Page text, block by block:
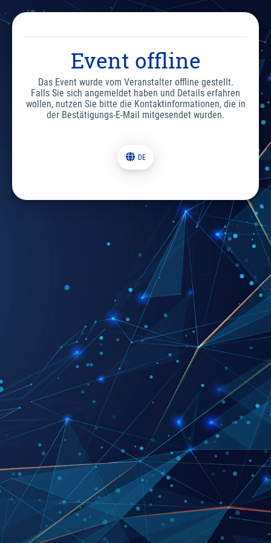
Event offline
Das Event wurde vom Veranstalter offline gestellt.
Falls Sie sich angemeldet haben und Details erfahren
wollen, nutzen Sie bitte die Kontaktinformationen, die in
der Bestätigungs-E-Mail mitgesendet wurden.
DE